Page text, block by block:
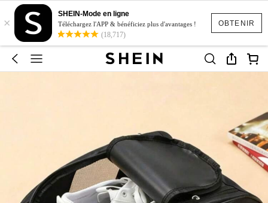
OBTENIR
×
SHEIN-Mode en ligne
Téléchargez l'APP & bénéficiez plus d'avantages !
(18,717)